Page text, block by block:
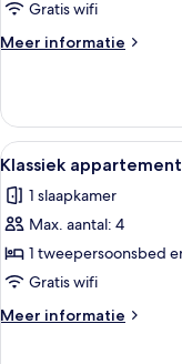
Gratis wifi
Meer informatie
Meer
studio
Alle
foto's
voor
Klassiek
appartement,
1
tweepersoonsbed
met
32
Klassiek
1 slaapkamer
Max. aantal: 4
1 tweepersoonsbed
Gratis wifi
Meer informatie
Meer